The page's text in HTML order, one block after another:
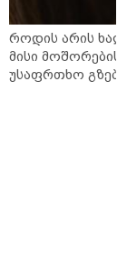
როდის არის
მისი მოშორების
უსაფრთხო გზები